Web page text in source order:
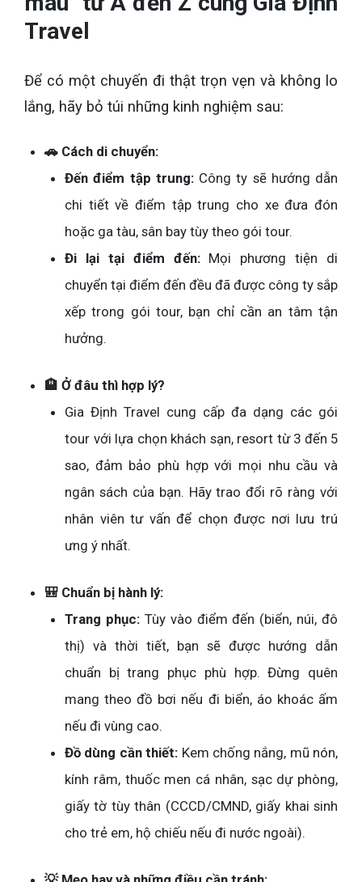
Travel
Để có một chuyến đi thật trọn vẹn và không lo
lắng, hãy bỏ túi những kinh nghiệm sau:
🚗 Cách di chuyển:
Đến điểm tập trung:Công ty sẽ hướng dẫn
chi tiết về điểm tập trung cho xe đưa đón
hoặc ga tàu, sân bay tùy theo gói tour.
Đi lại tại điểm đến:Mọi phương tiện di
chuyển tại điểm đến đều đã được công ty sắp
xếp trong gói tour, bạn chỉ cần an tâm tận
hưởng.
🏨 Ở đâu thì hợp lý?
Gia Định Travel cung cấp đa dạng các gói
tour với lựa chọn khách sạn, resort từ 3 đến 5
sao, đảm bảo phù hợp với mọi nhu cầu và
ngân sách của bạn. Hãy trao đổi rõ ràng với
nhân viên tư vấn để chọn được nơi lưu trú
ưng ý nhất.
🎒 Chuẩn bị hành lý:
Trang phục:Tùy vào điểm đến (biển, núi, đô
thị) và thời tiết, bạn sẽ được hướng dẫn
chuẩn bị trang phục phù hợp. Đừng quên
mang theo đồ bơi nếu đi biển, áo khoác ấm
nếu đi vùng cao.
Đồ dùng cần thiết: Kem chống nắng, mũ nón,
kính râm, thuốc men cá nhân, sạc dự phòng,
giấy tờ tùy thân (CCCD/CMND, giấy khai sinh
cho trẻ em, hộ chiếu nếu đi nước ngoài).